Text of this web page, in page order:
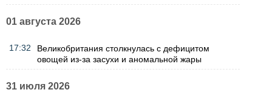
01 августа 2026
17:32
Великобритания столкнулась с дефицитом
овощей из-за засухи и аномальной жары
31 июля 2026